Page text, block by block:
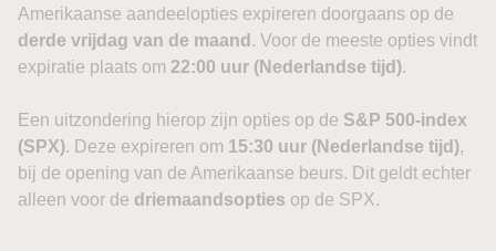
Amerikaanse aandeelopties expireren doorgaans op de
derde vrijdag van de maand . Voor de meeste opties vindt
expiratie plaats om 22:00 uur (Nederlandse tijd).
Een uitzondering hierop zijn opties op de S&P 500-index
(SPX). Deze expireren om 15:30 uur (Nederlandse tijd),
bij de opening van de Amerikaanse beurs. Dit geldt echter
alleen voor de driemaandsopties op de SPX.